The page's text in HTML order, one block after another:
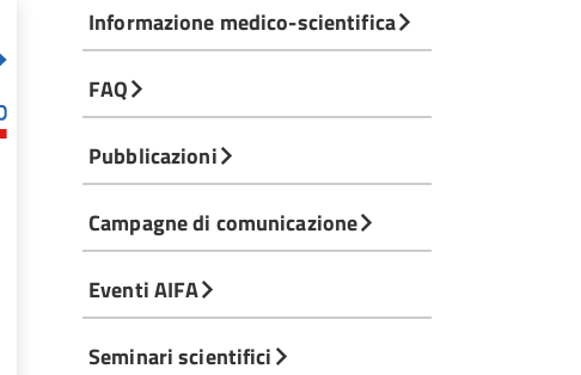
Informazione medico-scientifica
FAQ
Pubblicazioni
Campagne di comunicazione
Eventi AIFA
Seminari scientifici